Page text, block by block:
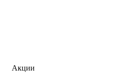
Акции